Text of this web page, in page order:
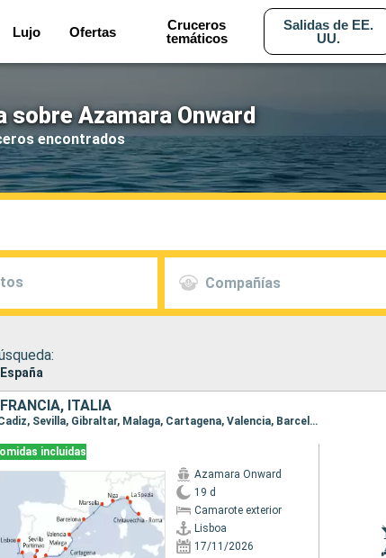
Lujo Ofertas
Cruceros
temáticos
Salidas de EE.
UU.
sobre Azamara Onward
encontrados
Compañías
ITALIA
Itinerario : Lisboa, Portimao, Casablanca, Tánger, Cadiz, Sevilla, Gibraltar, Malaga, Cartagena, Valencia, Barcelona, Marsella, Niza, La Spezia, Pisa/Florencia (Livorno), Civitavecchia - Roma
incluidas
Azamara Onward
19 d
Camarote exterior
Lisboa
17/11/2026